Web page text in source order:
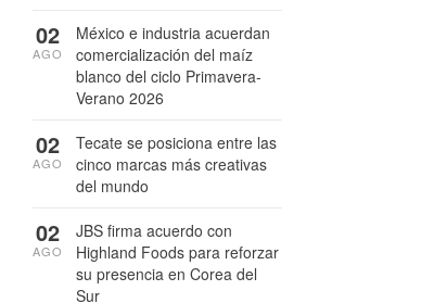
México e industria acuerdan
comercialización del maíz
blanco del ciclo Primavera-
Verano 2026
02
AGO
Tecate se posiciona entre las
cinco marcas más creativas
del mundo
02
AGO
JBS firma acuerdo con
Highland Foods para reforzar
su presencia en Corea del
Sur
02
AGO